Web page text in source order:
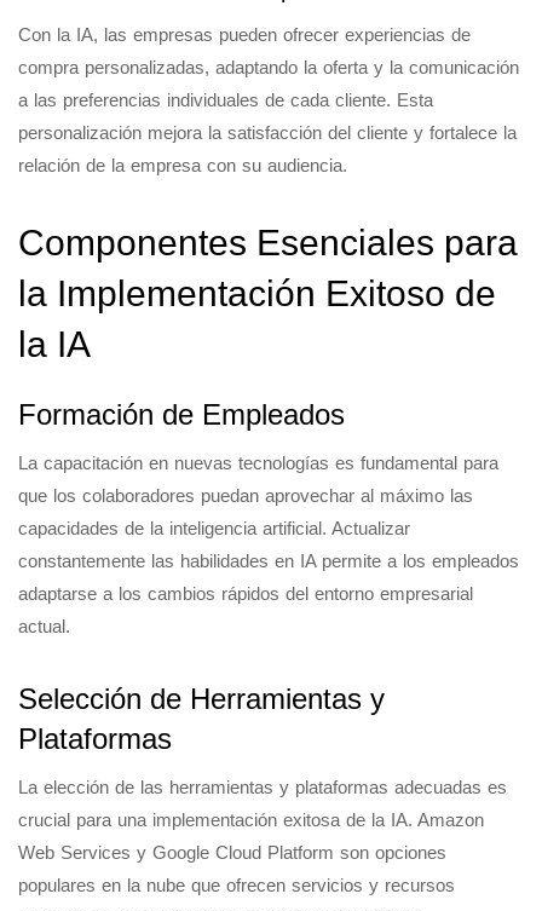
Con la IA, las empresas pueden ofrecer experiencias de
compra personalizadas, adaptando la oferta y la comunicación
a las preferencias individuales de cada cliente. Esta
personalización mejora la satisfacción del cliente y fortalece la
relación de la empresa con su audiencia.
Componentes Esenciales para
la Implementación Exitoso de
la IA
Formación de Empleados
La capacitación en nuevas tecnologías es fundamental para
que los colaboradores puedan aprovechar al máximo las
capacidades de la inteligencia artificial. Actualizar
constantemente las habilidades en IA permite a los empleados
adaptarse a los cambios rápidos del entorno empresarial
actual.
Selección de Herramientas y
Plataformas
La elección de las herramientas y plataformas adecuadas es
crucial para una implementación exitosa de la IA. Amazon
Web Services y Google Cloud Platform son opciones
populares en la nube que ofrecen servicios y recursos